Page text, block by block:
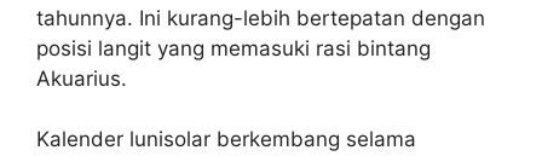
tahunnya. Ini kurang-lebih bertepatan dengan
posisi langit yang memasuki rasi bintang
Akuarius.
Kalender lunisolar berkembang selama